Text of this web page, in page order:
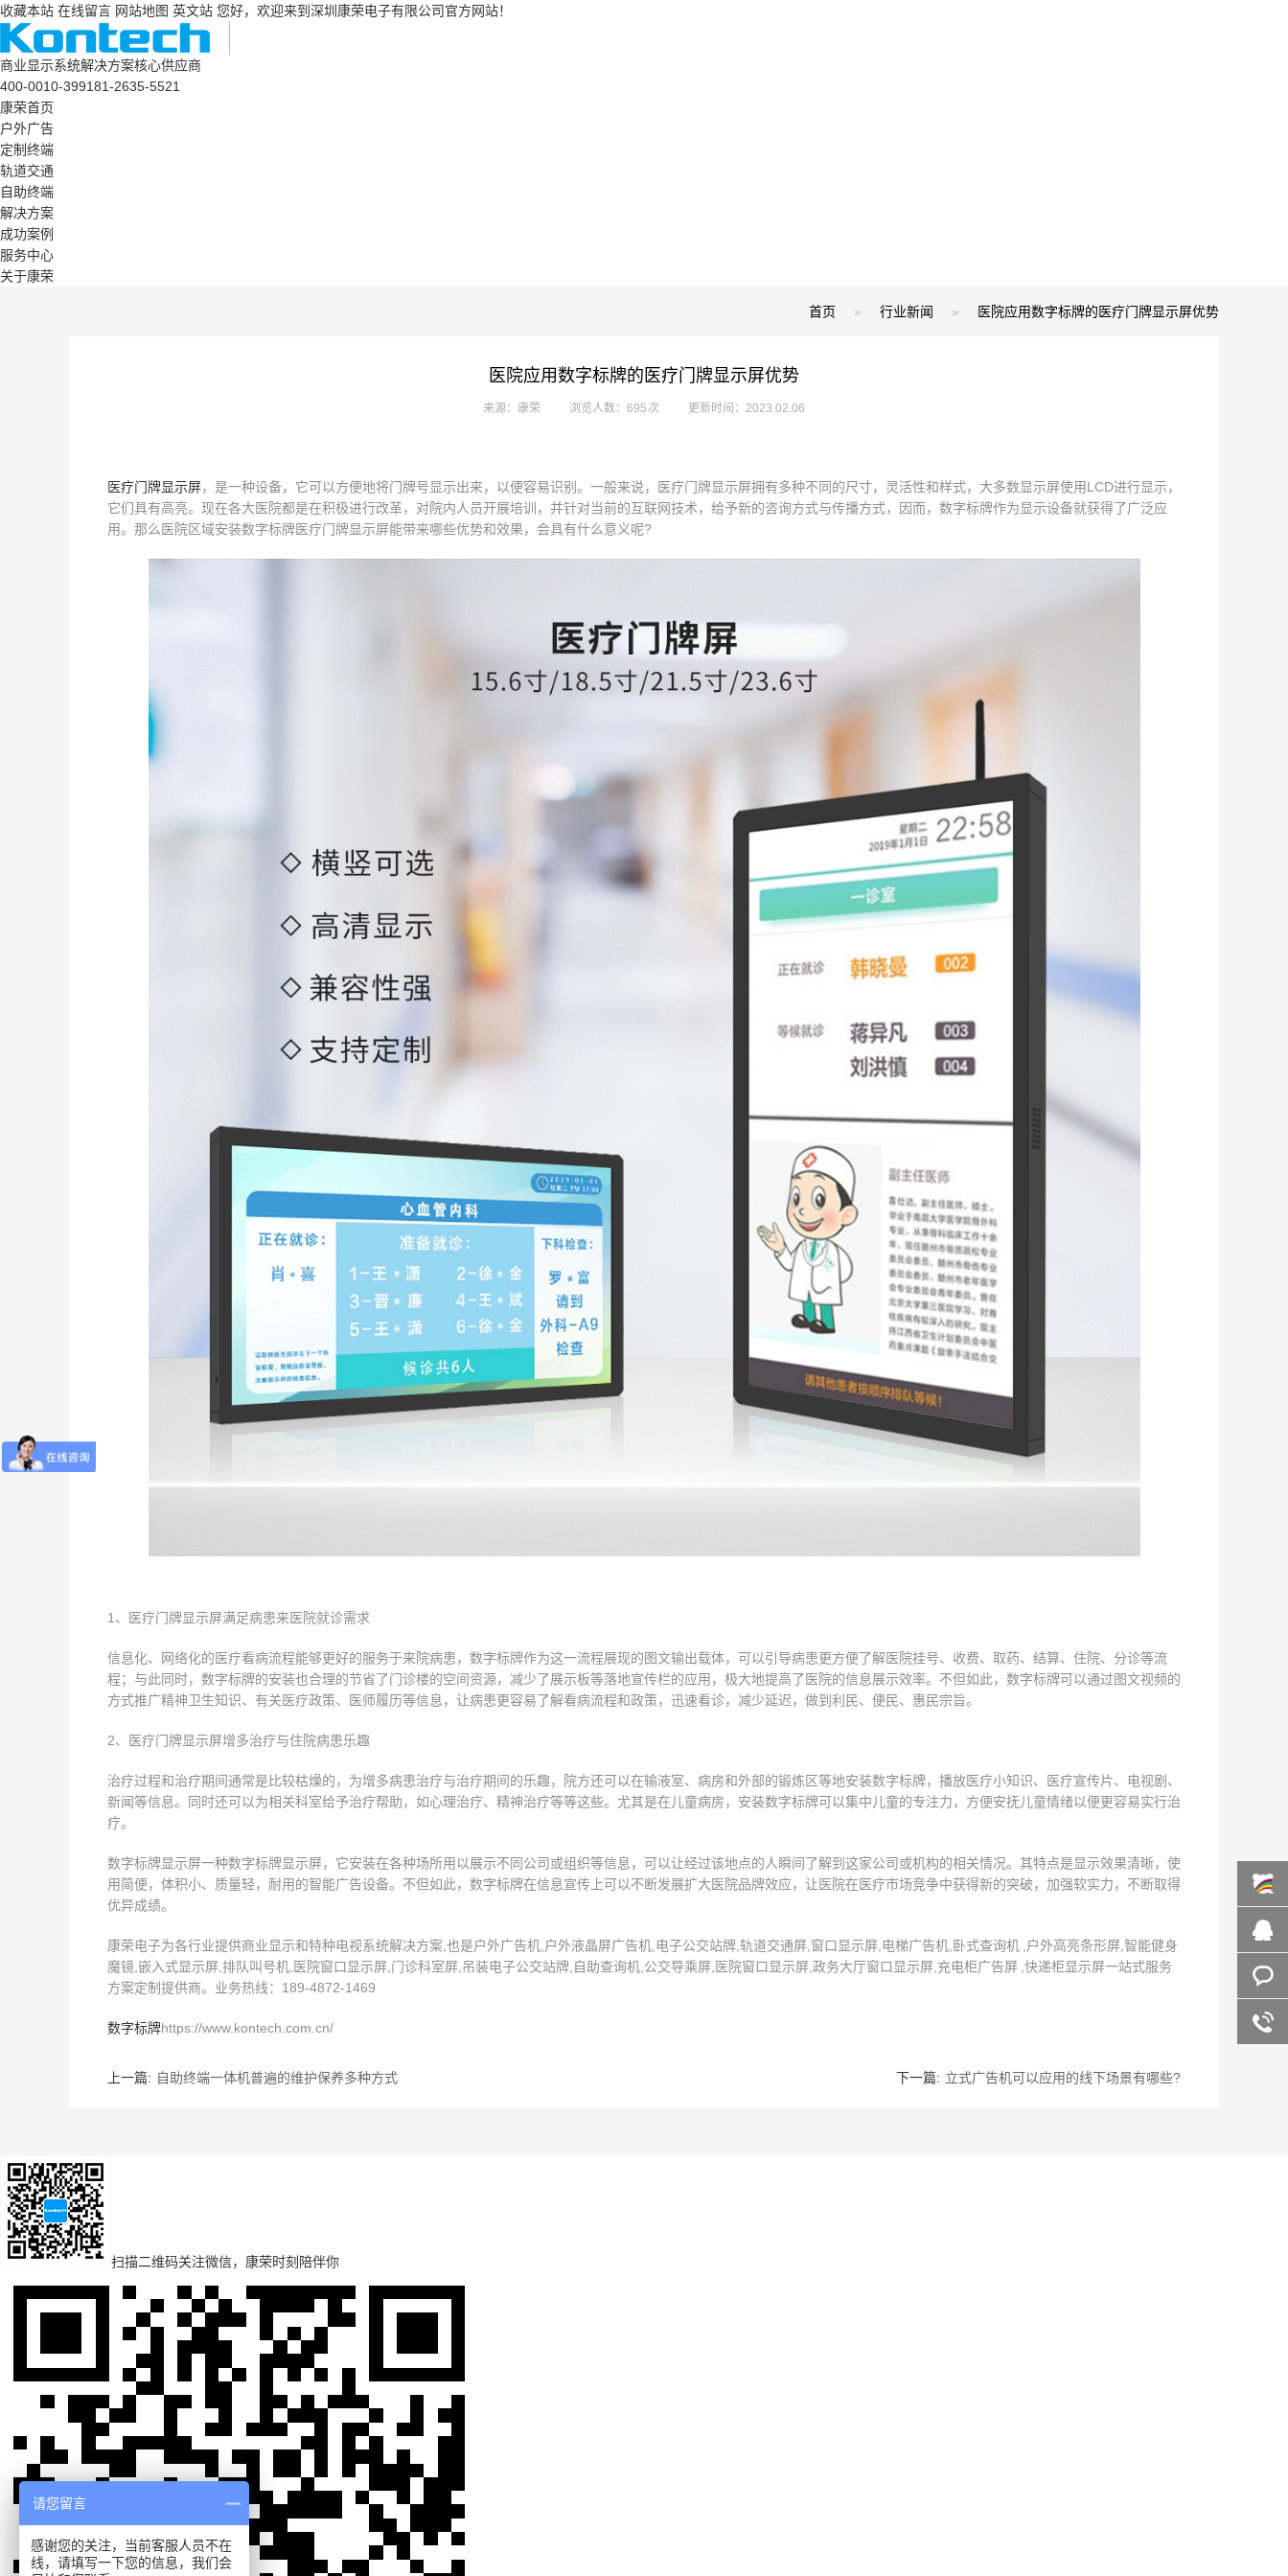
收藏本站 在线留言 网站地图 英文站 您好，欢迎来到深圳康荣电子有限公司官方网站！
商业显示系统解决方案核心供应商
400-0010-399181-2635-5521
康荣首页
户外广告
定制终端
轨道交通
自助终端
解决方案
成功案例
服务中心
关于康荣
首页 » 行业新闻 » 医院应用数字标牌的医疗门牌显示屏优势
医院应用数字标牌的医疗门牌显示屏优势
来源：康荣 浏览人数：695 次 更新时间：2023.02.06
医疗门牌显示屏，是一种设备，它可以方便地将门牌号显示出来，以便容易识别。一般来说，医疗门牌显示屏拥有多种不同的尺寸，灵活性和样式，大多数显示屏使用LCD进行显示，
它们具有高亮。现在各大医院都是在积极进行改革，对院内人员开展培训，并针对当前的互联网技术，给予新的咨询方式与传播方式，因而，数字标牌作为显示设备就获得了广泛应
用。那么医院区域安装数字标牌医疗门牌显示屏能带来哪些优势和效果，会具有什么意义呢?
1、医疗门牌显示屏满足病患来医院就诊需求
信息化、网络化的医疗看病流程能够更好的服务于来院病患，数字标牌作为这一流程展现的图文输出载体，可以引导病患更方便了解医院挂号、收费、取药、结算、住院、分诊等流
程；与此同时，数字标牌的安装也合理的节省了门诊楼的空间资源，减少了展示板等落地宣传栏的应用，极大地提高了医院的信息展示效率。不但如此，数字标牌可以通过图文视频的
方式推广精神卫生知识、有关医疗政策、医师履历等信息，让病患更容易了解看病流程和政策，迅速看诊，减少延迟，做到利民、便民、惠民宗旨。
2、医疗门牌显示屏增多治疗与住院病患乐趣
治疗过程和治疗期间通常是比较枯燥的，为增多病患治疗与治疗期间的乐趣，院方还可以在输液室、病房和外部的锻炼区等地安装数字标牌，播放医疗小知识、医疗宣传片、电视剧、
新闻等信息。同时还可以为相关科室给予治疗帮助，如心理治疗、精神治疗等等这些。尤其是在儿童病房，安装数字标牌可以集中儿童的专注力，方便安抚儿童情绪以便更容易实行治
疗。
数字标牌显示屏一种数字标牌显示屏，它安装在各种场所用以展示不同公司或组织等信息，可以让经过该地点的人瞬间了解到这家公司或机构的相关情况。其特点是显示效果清晰，使
用简便，体积小、质量轻，耐用的智能广告设备。不但如此，数字标牌在信息宣传上可以不断发展扩大医院品牌效应，让医院在医疗市场竞争中获得新的突破，加强软实力，不断取得
优异成绩。
康荣电子为各行业提供商业显示和特种电视系统解决方案,也是户外广告机,户外液晶屏广告机,电子公交站牌,轨道交通屏,窗口显示屏,电梯广告机,卧式查询机 ,户外高亮条形屏,智能健身
魔镜,嵌入式显示屏,排队叫号机,医院窗口显示屏,门诊科室屏,吊装电子公交站牌,自助查询机,公交导乘屏,医院窗口显示屏,政务大厅窗口显示屏,充电柜广告屏 ,快递柜显示屏一站式服务
方案定制提供商。业务热线：189-4872-1469
数字标牌https://www.kontech.com.cn/
上一篇: 自助终端一体机普遍的维护保养多种方式 下一篇: 立式广告机可以应用的线下场景有哪些?
扫描二维码关注微信，康荣时刻陪伴你
百度商
在线咨
客服咨
请您留言
感谢您的关注，当前客服人员不在
线，请填写一下您的信息，我们会